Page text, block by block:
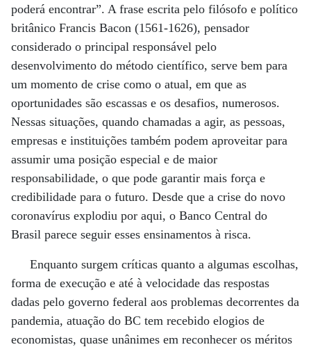
poderá encontrar”. A frase escrita pelo filósofo e político
britânico Francis Bacon (1561-1626), pensador
considerado o principal responsável pelo
desenvolvimento do método científico, serve bem para
um momento de crise como o atual, em que as
oportunidades são escassas e os desafios, numerosos.
Nessas situações, quando chamadas a agir, as pessoas,
empresas e instituições também podem aproveitar para
assumir uma posição especial e de maior
responsabilidade, o que pode garantir mais força e
credibilidade para o futuro. Desde que a crise do novo
coronavírus explodiu por aqui, o Banco Central do
Brasil parece seguir esses ensinamentos à risca.
Enquanto surgem críticas quanto a algumas escolhas,
forma de execução e até à velocidade das respostas
dadas pelo governo federal aos problemas decorrentes da
pandemia, atuação do BC tem recebido elogios de
economistas, quase unânimes em reconhecer os méritos